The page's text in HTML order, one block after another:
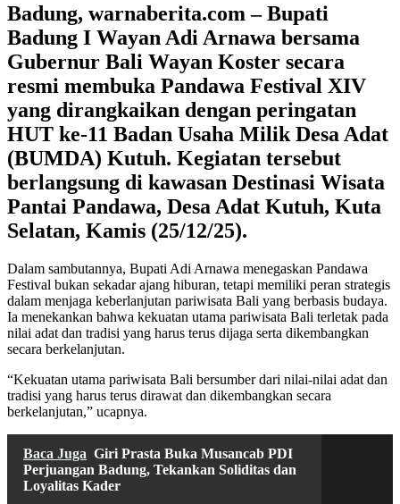
Badung, warnaberita.com – Bupati
Badung I Wayan Adi Arnawa bersama
Gubernur Bali Wayan Koster secara
resmi membuka Pandawa Festival XIV
yang dirangkaikan dengan peringatan
HUT ke-11 Badan Usaha Milik Desa Adat
(BUMDA) Kutuh. Kegiatan tersebut
berlangsung di kawasan Destinasi Wisata
Pantai Pandawa, Desa Adat Kutuh, Kuta
Selatan, Kamis (25/12/25).
Dalam sambutannya, Bupati Adi Arnawa menegaskan Pandawa
Festival bukan sekadar ajang hiburan, tetapi memiliki peran strategis
dalam menjaga keberlanjutan pariwisata Bali yang berbasis budaya.
Ia menekankan bahwa kekuatan utama pariwisata Bali terletak pada
nilai adat dan tradisi yang harus terus dijaga serta dikembangkan
secara berkelanjutan.
“Kekuatan utama pariwisata Bali bersumber dari nilai-nilai adat dan
tradisi yang harus terus dirawat dan dikembangkan secara
berkelanjutan,” ucapnya.
Baca Juga Giri Prasta Buka Musancab PDI
Perjuangan Badung, Tekankan Soliditas dan
Loyalitas Kader